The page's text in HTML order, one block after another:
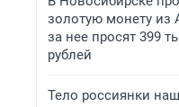
золотую монету из
за нее просят 399
рублей
Тело россиянки